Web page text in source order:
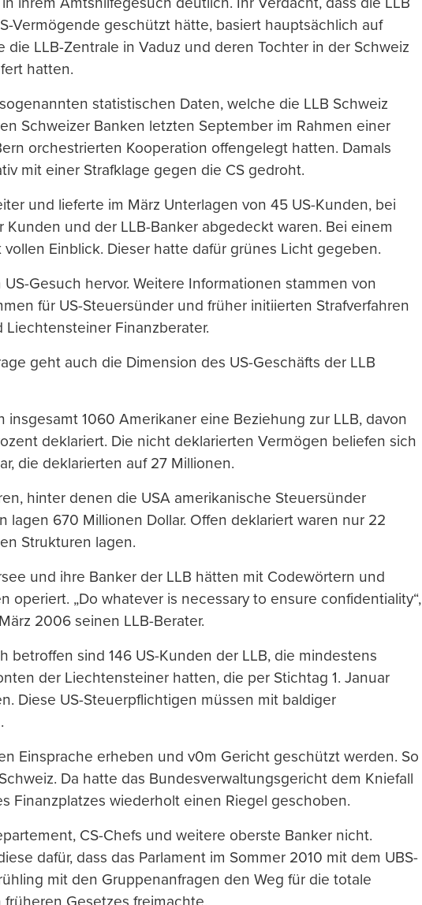
Vermögende geschützt hätte, basiert hauptsächlich auf
die LLB-Zentrale in Vaduz und deren Tochter in der Schweiz
hatten.
statistischen Daten, welche die LLB Schweiz
Schweizer Banken letzten September im Rahmen einer
orchestrierten Kooperation offengelegt hatten. Damals
mit einer Strafklage gegen die CS gedroht.
und lieferte im März Unterlagen von 45 US-Kunden, bei
Kunden und der LLB-Banker abgedeckt waren. Bei einem
Einblick. Dieser hatte dafür grünes Licht gegeben.
Gesuch hervor. Weitere Informationen stammen von
für US-Steuersünder und früher initiierten Strafverfahren
Finanzberater.
geht auch die Dimension des US-Geschäfts der LLB
insgesamt 1060 Amerikaner eine Beziehung zur LLB, davon
deklariert. Die nicht deklarierten Vermögen beliefen sich
die deklarierten auf 27 Millionen.
hinter denen die USA amerikanische Steuersünder
lagen 670 Millionen Dollar. Offen deklariert waren nur 22
Strukturen lagen.
und ihre Banker der LLB hätten mit Codewörtern und
operiert. „Do whatever is necessary to ensure confidentiality“,
2006 seinen LLB-Berater.
betroffen sind 146 US-Kunden der LLB, die mindestens
der Liechtensteiner hatten, die per Stichtag 1. Januar
Diese US-Steuerpflichtigen müssen mit baldiger
Einsprache erheben und v0m Gericht geschützt werden. So
Da hatte das Bundesverwaltungsgericht dem Kniefall
Finanzplatzes wiederholt einen Riegel geschoben.
CS-Chefs und weitere oberste Banker nicht.
dafür, dass das Parlament im Sommer 2010 mit dem UBS-
mit den Gruppenanfragen den Weg für die totale